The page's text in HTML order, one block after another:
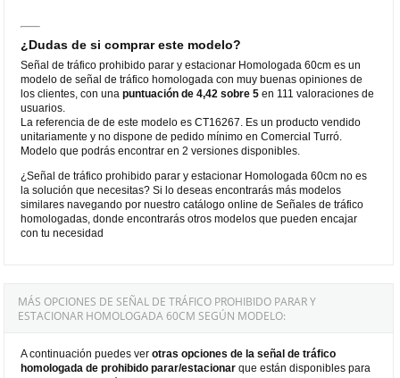
¿Dudas de si comprar este modelo?
Señal de tráfico prohibido parar y estacionar Homologada 60cm es un
modelo de señal de tráfico homologada con muy buenas opiniones de
los clientes, con unapuntuación de 4,42 sobre 5 en 111 valoraciones de
usuarios.
La referencia de de este modelo es CT16267. Es un producto vendido
unitariamente y no dispone de pedido mínimo en Comercial Turró.
Modelo que podrás encontrar en 2 versiones disponibles.
¿Señal de tráfico prohibido parar y estacionar Homologada 60cm no es
la solución que necesitas? Si lo deseas encontrarás más modelos
similares navegando por nuestro catálogo online de Señales de tráfico
homologadas, donde encontrarás otros modelos que pueden encajar
con tu necesidad
MÁS OPCIONES DE SEÑAL DE TRÁFICO PROHIBIDO PARAR Y
ESTACIONAR HOMOLOGADA 60CM SEGÚN MODELO:
A continuación puedes verotras opciones de la señal de tráfico
homologada de prohibido parar/estacionar que están disponibles para